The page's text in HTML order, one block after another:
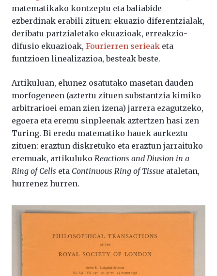
matematikako kontzeptu eta baliabide
ezberdinak erabili zituen: ekuazio diferentzialak,
deribatu partzialetako ekuazioak, erreakzio-
difusio ekuazioak, Fourierren serieak eta
funtzioen linealizazioa, besteak beste.
Artikuluan, ehunez osatutako masetan dauden
morfogeneen (aztertu zituen substantzia kimiko
arbitrarioei eman zien izena) jarrera ezagutzeko,
egoera eta eremu sinpleenak aztertzen hasi zen
Turing. Bi eredu matematiko hauek aurkeztu
zituen: eraztun diskretuko eta eraztun jarraituko
eremuak, artikuluko Reactions and Diusion in a
Ring of Cells eta Continuous Ring of Tissue ataletan,
hurrenez hurren.